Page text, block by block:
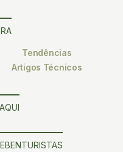
Tendências
Artigos Técnicos